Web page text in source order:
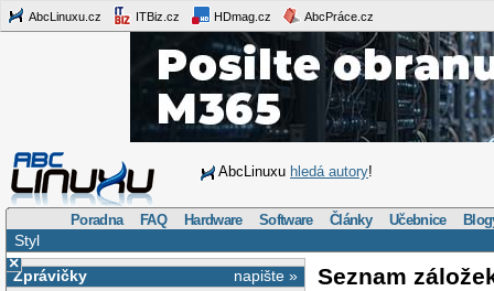
AbcLinuxu.cz ITBiz.cz HDmag.cz AbcPráce.cz
AbcLinuxu hledá autory!
Poradna FAQ Hardware Software Články Učebnice
Styl
×
napište »
Zprávičky
Seznam